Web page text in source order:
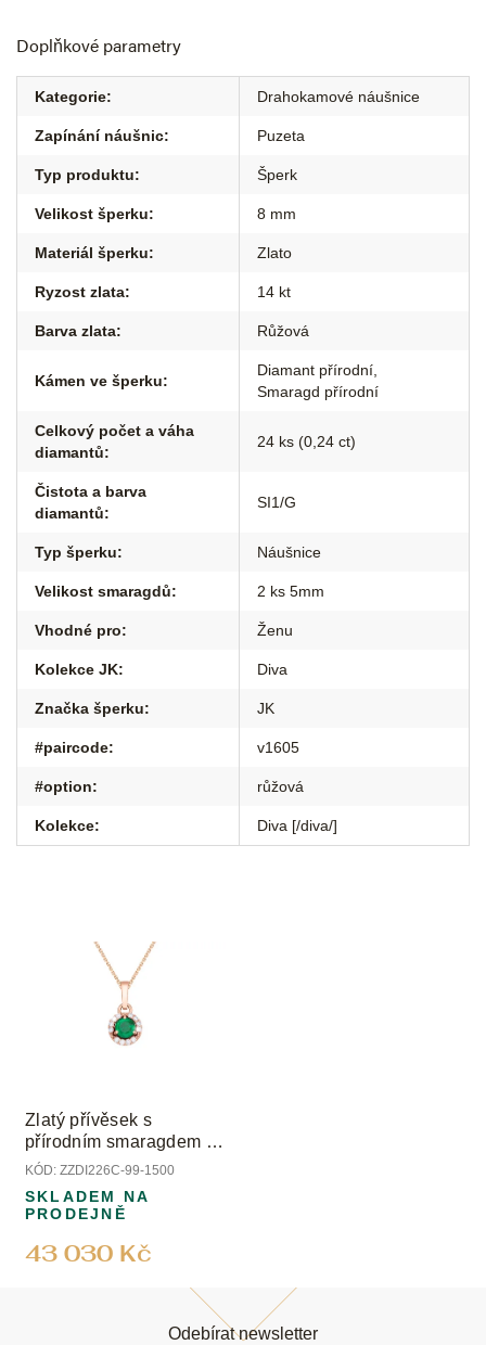
Doplňkové parametry
Kategorie: Drahokamové náušnice
Zapínání náušnic: Puzeta
Typ produktu: Šperk
Velikost šperku: 8 mm
Materiál šperku: Zlato
Ryzost zlata: 14 kt
Barva zlata: Růžová
Kámen ve šperku:
Diamant přírodní
Smaragd přírodní
Celkový počet a váha
diamantů:
24 ks (0,24 ct)
Čistota a barva
diamantů:
SI1/G
Typ šperku: Náušnice
Velikost smaragdů: 2 ks 5mm
Vhodné pro: Ženu
Kolekce JK: Diva
Značka šperku: JK
#paircode: v1605
#option: růžová
Kolekce: Diva [/diva/]
Zlatý přívěsek s
přírodním smaragdem a
přírodními diamanty
KÓD: ZZDI226C-99-1500
43 030 Kč
SKLADEM NA
PRODEJNĚ
Odebírat newsletter